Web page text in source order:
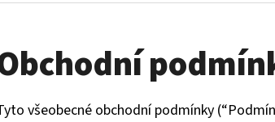
všeobecné obchodní podmínky